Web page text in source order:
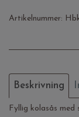
Artikelnummer:
Beskrivning
Fyllig kolasås